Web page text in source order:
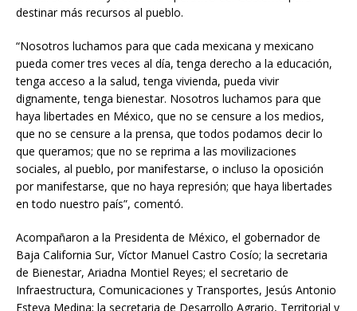
destinar más recursos al pueblo.
“Nosotros luchamos para que cada mexicana y mexicano
pueda comer tres veces al día, tenga derecho a la educación,
tenga acceso a la salud, tenga vivienda, pueda vivir
dignamente, tenga bienestar. Nosotros luchamos para que
haya libertades en México, que no se censure a los medios,
que no se censure a la prensa, que todos podamos decir lo
que queramos; que no se reprima a las movilizaciones
sociales, al pueblo, por manifestarse, o incluso la oposición
por manifestarse, que no haya represión; que haya libertades
en todo nuestro país”, comentó.
Acompañaron a la Presidenta de México, el gobernador de
Baja California Sur, Víctor Manuel Castro Cosío; la secretaria
de Bienestar, Ariadna Montiel Reyes; el secretario de
Infraestructura, Comunicaciones y Transportes, Jesús Antonio
Esteva Medina; la secretaria de Desarrollo Agrario, Territorial y